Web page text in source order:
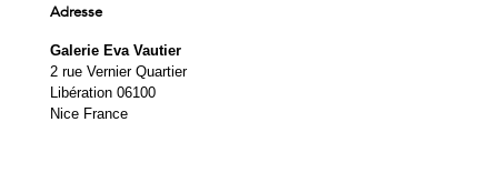
Adresse
Galerie Eva Vautier
2 rue Vernier Quartier
Libération 06100
Nice France